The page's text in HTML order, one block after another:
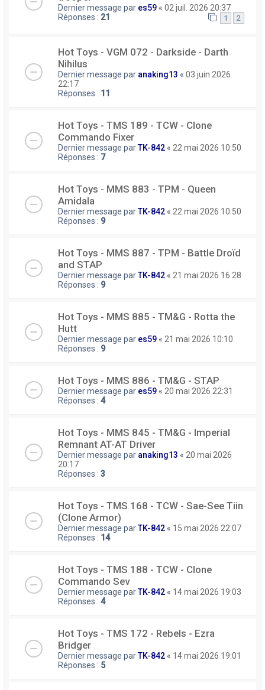
Dernier message par es59 « 02 juil. 2026 20:37
Réponses : 21 1 2
Hot Toys - VGM 072 - Darkside - Darth
Nihilus
Dernier message par anaking13 « 03 juin 2026
22:17
Réponses : 11
Hot Toys - TMS 189 - TCW - Clone
Commando Fixer
Dernier message parTK-842 « 22 mai 2026 10:50
Réponses : 7
Hot Toys - MMS 883 - TPM - Queen
Amidala
Dernier message parTK-842 « 22 mai 2026 10:50
Réponses : 9
Hot Toys - MMS 887 - TPM - Battle Droïd
and STAP
Dernier message parTK-842 « 21 mai 2026 16:28
Réponses : 9
Hot Toys - MMS 885 - TM&G - Rotta the
Hutt
Dernier message par es59 « 21 mai 2026 10:10
Réponses : 9
Hot Toys - MMS 886 - TM&G - STAP
Dernier message par es59 « 20 mai 2026 22:31
Réponses : 4
Hot Toys - MMS 845 - TM&G - Imperial
Remnant AT-AT Driver
Dernier message par anaking13 « 20 mai 2026
20:17
Réponses : 3
Hot Toys - TMS 168 - TCW - Sae-See Tiin
(Clone Armor)
Dernier message parTK-842 « 15 mai 2026 22:07
Réponses : 14
Hot Toys - TMS 188 - TCW - Clone
Commando Sev
Dernier message parTK-842 « 14 mai 2026 19:03
Réponses : 4
Hot Toys - TMS 172 - Rebels - Ezra
Bridger
Dernier message parTK-842 « 14 mai 2026 19:01
Réponses : 5